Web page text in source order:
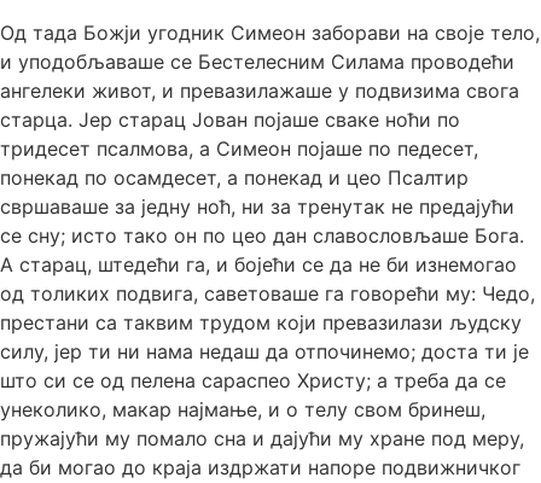
Од тада Божји угодник Симеон заборави на своје тело,
и уподобљаваше се Бестелесним Силама проводећи
ангелеки живот, и превазилажаше у подвизима свога
старца. Јер старац Јован појаше сваке ноћи по
тридесет псалмова, а Симеон појаше по педесет,
понекад по осамдесет, а понекад и цео Псалтир
свршаваше за једну ноћ, ни за тренутак не предајући
се сну; исто тако он по цео дан славословљаше Бога.
А старац, штедећи га, и бојећи се да не би изнемогао
од толиких подвига, саветоваше га говорећи му: Чедо,
престани са таквим трудом који превазилази људску
силу, јер ти ни нама недаш да отпочинемо; доста ти је
што си се од пелена сараспео Христу; а треба да се
унеколико, макар најмање, и о телу свом бринеш,
пружајући му помало сна и дајући му хране под меру,
да би могао до краја издржати напоре подвижничког